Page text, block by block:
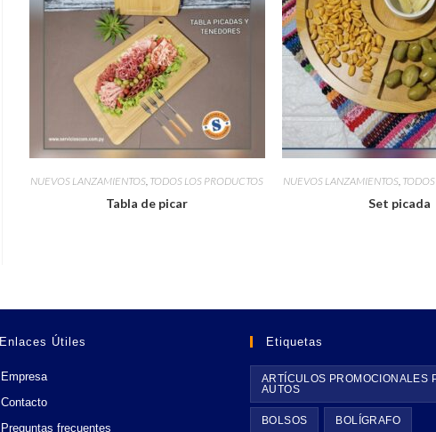
NUEVOS LANZAMIENTOS TODOS LOS PRODUCTOS
Tabla de picar
NUEVOS LANZAMIENTOS
Set picada
Enlaces Útiles
Empresa
Contacto
Preguntas frecuentes
Etiquetas
ARTÍCULOS PROMOCIONALES
AUTOS
BOLSOS BOLÍGRAFO